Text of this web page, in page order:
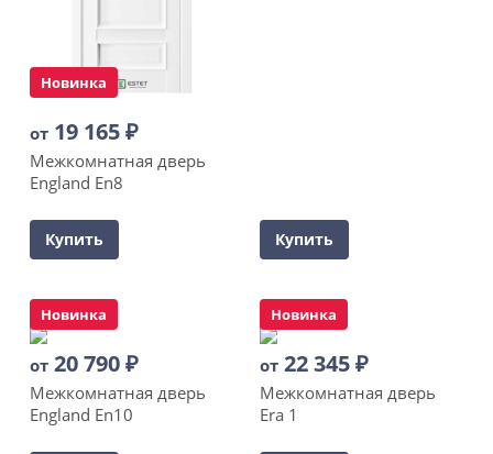
Новинка
от 19 165₽
Межкомнатная дверь
England En8
Купить Купить
Новинка
от 20 790₽
Межкомнатная дверь
England En10
Новинка
от 22 345₽
Межкомнатная дверь
Era 1